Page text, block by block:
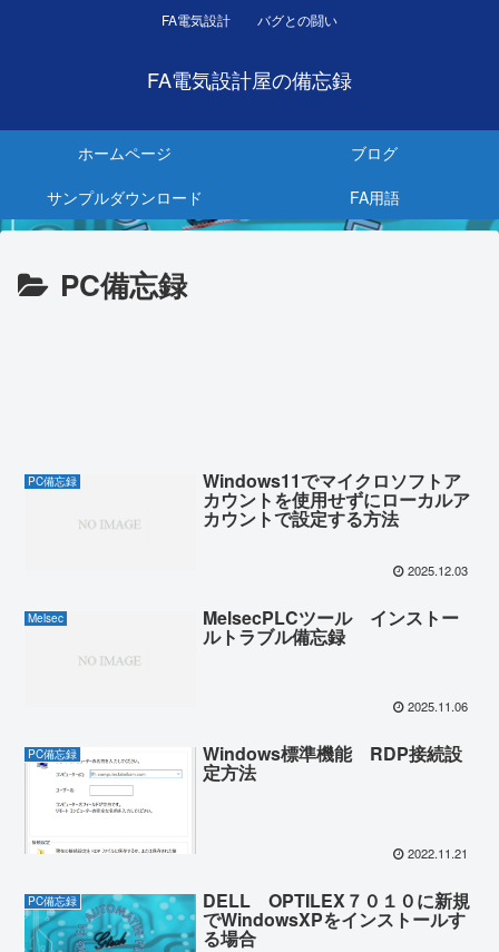
FA電気設計 バグとの闘い
FA電気設計屋の備忘録
ホームページ
ブログ
サンプルダウンロード
FA用語
PC備忘録
PC備忘録 Windows11でマイクロソフトア
カウントを使用せずにローカルア
カウントで設定する方法
2025.12.03
Melsec MelsecPLCツール インストー
ルトラブル備忘録
2025.11.06
PC備忘録 Windows標準機能 RDP接続設
定方法
2022.11.21
PC備忘録 DELL OPTILEX７０１０に新規
でWindowsXPをインストールす
る場合